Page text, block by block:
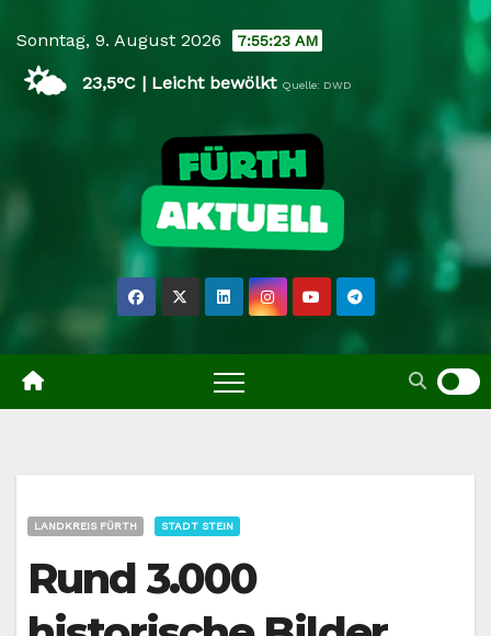
content
Sonntag, 9. August 2026 7:55:24 AM
🌤️ 23,5°C | Leicht bewölkt Quelle: DWD
LANDKREIS FÜRTH STADT STEIN
Rund 3.000